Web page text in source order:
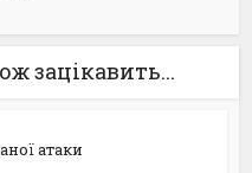
зацікавить...
атаки